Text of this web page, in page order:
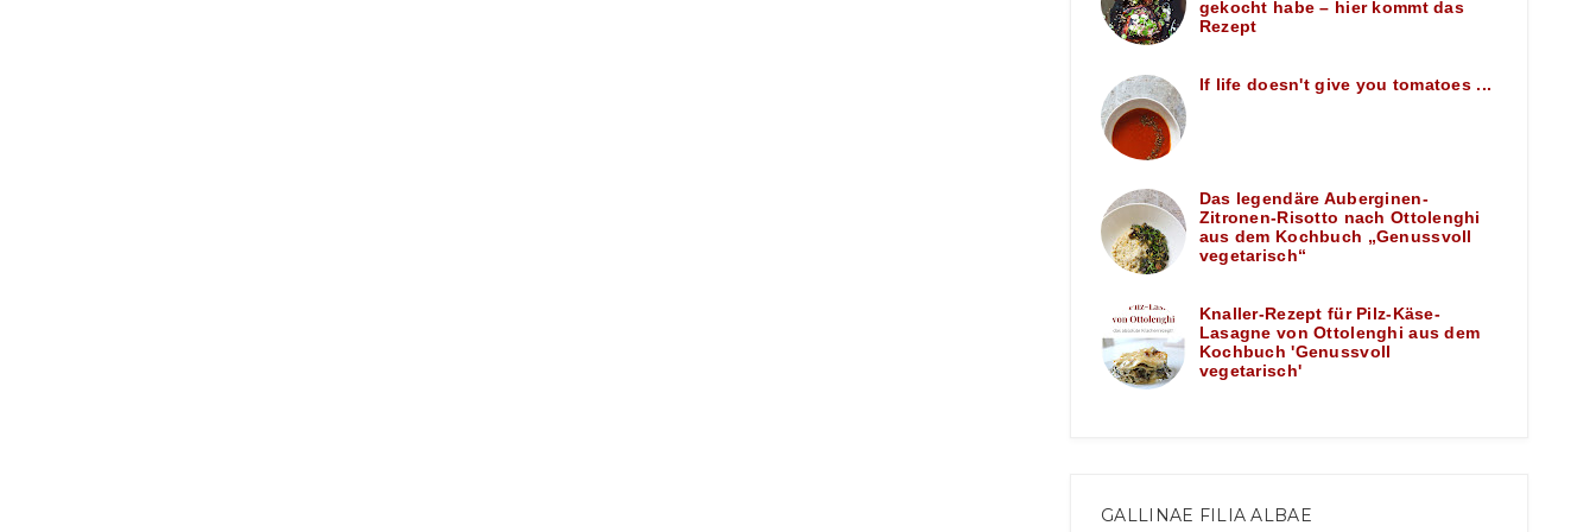
gekocht habe – hier kommt das
Rezept
If life doesn't give you tomatoes ...
Das legendäre Auberginen-
Zitronen-Risotto nach Ottolenghi
aus dem Kochbuch „Genussvoll
vegetarisch“
Knaller-Rezept für Pilz-Käse-
Lasagne von Ottolenghi aus dem
Kochbuch 'Genussvoll
vegetarisch'
GALLINAE FILIA ALBAE